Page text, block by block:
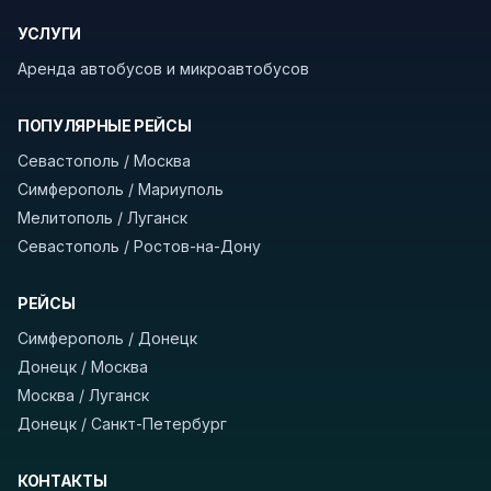
пересечения у оператора или в пограничной
службе.
В автобусах есть всё необходимое для
кондиционер, отопление, зарядка
устройств, вода, пледы. На больших
автобусах работают стюарды. У нас
скрытых платежейинаценки на билеты
печатать билет заранее не нужно.
Как забронировать билет?
отправления и прибытия, дату выезда и
нажмите «Найти рейсы». В списке рейсов
время и место прибытия, время в пути и
УСЛУГИ
Аренда автобусов и микроавтобусов
ПОПУЛЯРНЫЕ РЕЙСЫ
Севастополь / Москва
Симферополь / Мариуполь
Мелитополь / Луганск
Севастополь / Ростов-на-Дону
РЕЙСЫ
Симферополь / Донецк
Донецк / Москва
Москва / Луганск
Донецк / Санкт-Петербург
КОНТАКТЫ